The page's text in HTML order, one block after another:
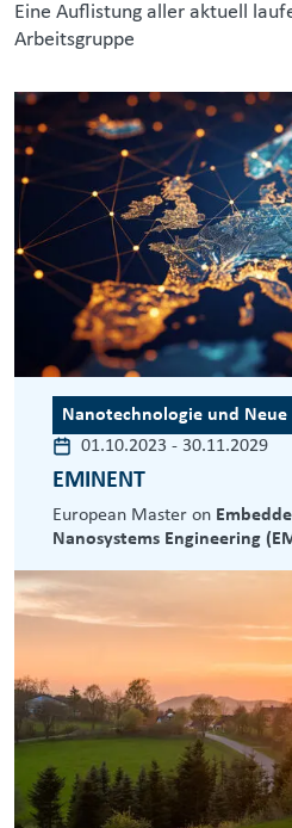
Eine Auflistung aller aktuell
Arbeitsgruppe
Nanotechnologie und
01.10.2023 - 30.11.2029
EMINENT
European Master on
Nanosystems Engineering